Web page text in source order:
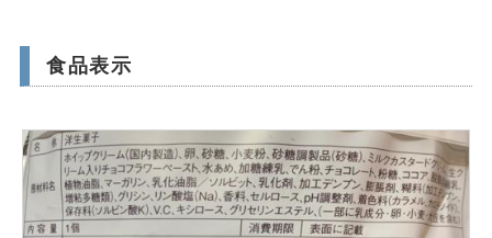
食品表示